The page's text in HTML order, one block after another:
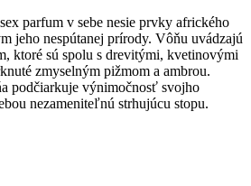
parfum v sebe nesie prvky afrického
jeho nespútanej prírody. Vôňu uvádzajú
ktoré sú spolu s drevitými, kvetinovými
zmyselným pižmom a ambrou.
podčiarkuje výnimočnosť svojho
nezameniteľnú strhujúcu stopu.